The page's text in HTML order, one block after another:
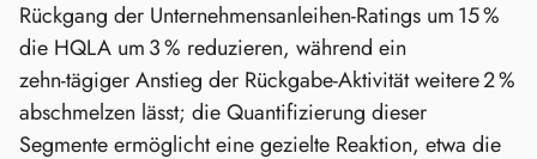
Rückgang der Unternehmensanleihen‑Ratings um 15 %
die HQLA um 3 % reduzieren, während ein
zehn‑tägiger Anstieg der Rückgabe‑Aktivität weitere 2 %
abschmelzen lässt; die Quantifizierung dieser
Segmente ermöglicht eine gezielte Reaktion, etwa die